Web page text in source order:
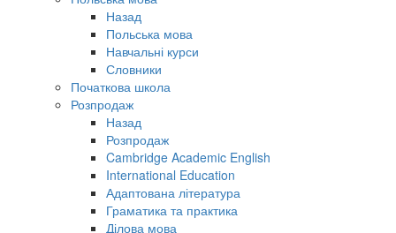
Назад
Польська мова
Навчальні курси
Словники
Початкова школа
Розпродаж
Назад
Розпродаж
Cambridge Academic English
International Education
Адаптована література
Граматика та практика
Ділова мова